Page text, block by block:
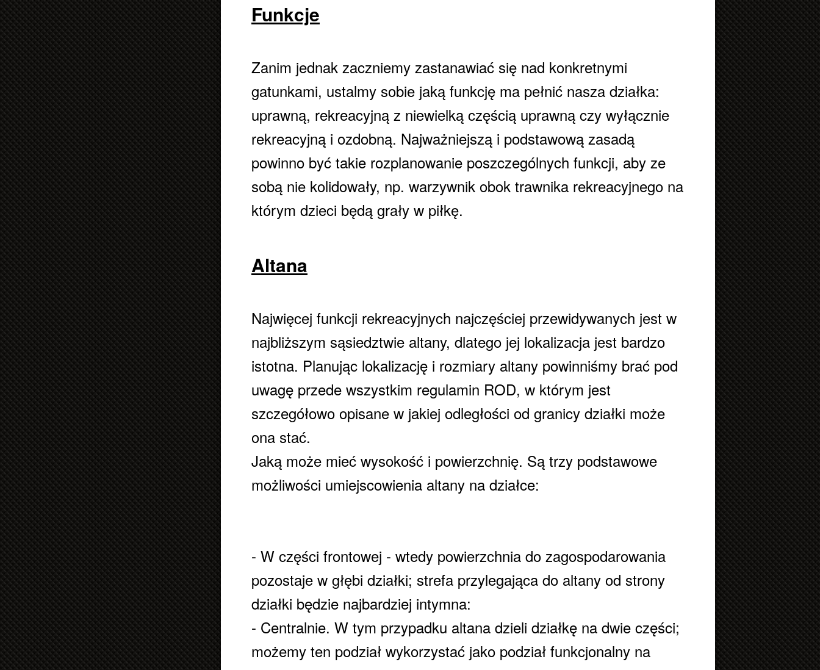
Funkcje
Zanim jednak zaczniemy zastanawiać się nad konkretnymi
gatunkami, ustalmy sobie jaką funkcję ma pełnić nasza działka:
uprawną, rekreacyjną z niewielką częścią uprawną czy wyłącznie
rekreacyjną i ozdobną. Najważniejszą i podstawową zasadą
powinno być takie rozplanowanie poszczególnych funkcji, aby ze
sobą nie kolidowały, np. warzywnik obok trawnika rekreacyjnego na
którym dzieci będą grały w piłkę.
Altana
Najwięcej funkcji rekreacyjnych najczęściej przewidywanych jest w
najbliższym sąsiedztwie altany, dlatego jej lokalizacja jest bardzo
istotna. Planując lokalizację i rozmiary altany powinniśmy brać pod
uwagę przede wszystkim regulamin ROD, w którym jest
szczegółowo opisane w jakiej odległości od granicy działki może
ona stać.
Jaką może mieć wysokość i powierzchnię. Są trzy podstawowe
możliwości umiejscowienia altany na działce:
- W części frontowej - wtedy powierzchnia do zagospodarowania
pozostaje w głębi działki; strefa przylegająca do altany od strony
działki będzie najbardziej intymna:
- Centralnie. W tym przypadku altana dzieli działkę na dwie części;
możemy ten podział wykorzystać jako podział funkcjonalny na